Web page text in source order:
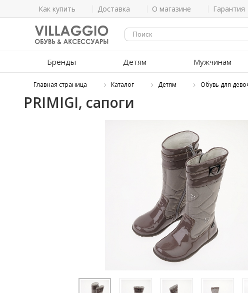
Как купить Доставка О магазине Гарантия
Бренды Детям Мужчинам
Главная страница Каталог Детям Обувь для
PRIMIGI, сапоги